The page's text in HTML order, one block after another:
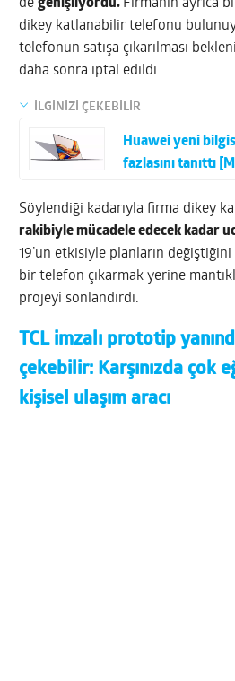
degenişliyordu. Firmanın ayrıca
dikey katlanabilir telefonu
telefonun satışa çıkarılması
daha sonra iptal edildi.
İLGİNİZİ ÇEKEBİLİR
Huawei yeni
fazlasını tanıttı
Söylendiği kadarıyla firma dikey
rakibiyle mücadele edecek kadar
19’un etkisiyle planların
bir telefon çıkarmak yerine
projeyi sonlandırdı.
TCL imzalı prototip
çekebilir: Karşınızda çok
kişisel ulaşım aracı